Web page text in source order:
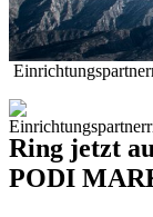
Ring jetzt
PODI